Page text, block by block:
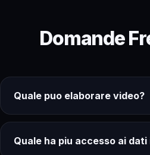
Domande
Quale puo elaborare video?
Quale ha piu accesso ai